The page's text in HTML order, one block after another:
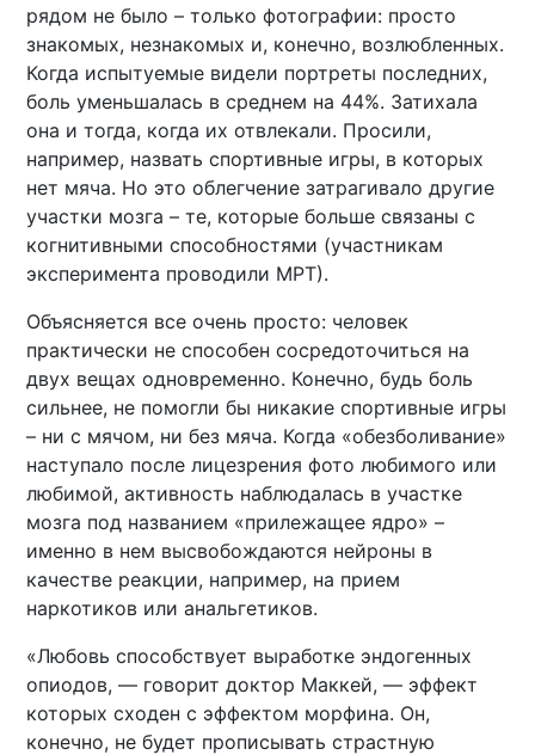
рядом не было – только фотографии: просто
знакомых, незнакомых и, конечно, возлюбленных.
Когда испытуемые видели портреты последних,
боль уменьшалась в среднем на 44%. Затихала
она и тогда, когда их отвлекали. Просили,
например, назвать спортивные игры, в которых
нет мяча. Но это облегчение затрагивало другие
участки мозга – те, которые больше связаны с
когнитивными способностями (участникам
эксперимента проводили МРТ).
Объясняется все очень просто: человек
практически не способен сосредоточиться на
двух вещах одновременно. Конечно, будь боль
сильнее, не помогли бы никакие спортивные игры
– ни с мячом, ни без мяча. Когда «обезболивание»
наступало после лицезрения фото любимого или
любимой, активность наблюдалась в участке
мозга под названием «прилежащее ядро» –
именно в нем высвобождаются нейроны в
качестве реакции, например, на прием
наркотиков или анальгетиков.
«Любовь способствует выработке эндогенных
опиодов, — говорит доктор Маккей, — эффект
которых сходен с эффектом морфина. Он,
конечно, не будет прописывать страстную